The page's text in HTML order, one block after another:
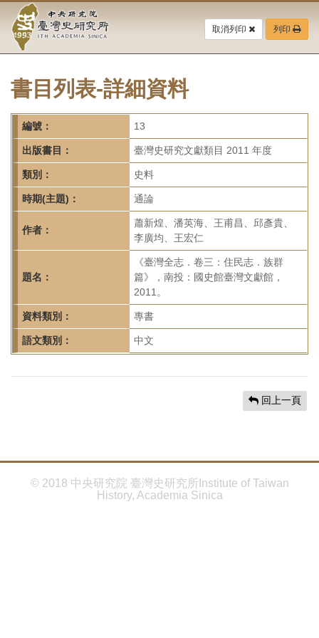
要
中
央
研
究
院-
臺
灣
史
研
究
首
頁
取消列印 列印
書目列表-詳細資料
編號： 13
出版書目： 臺灣史研究文獻類目 2011 年度
類別： 史料
時期(主題)： 通論
作者：
蕭新煌、潘英海、王甫昌、邱彥貴、
李廣均、王宏仁
題名：
《臺灣全志．卷三：住民志．族群
篇》，南投：國史館臺灣文獻館，
2011。
資料類別： 專書
語文類別： 中文
回上一頁
© 2018 中央研究院 臺灣史研究所Institute of Taiwan
History, Academia Sinica